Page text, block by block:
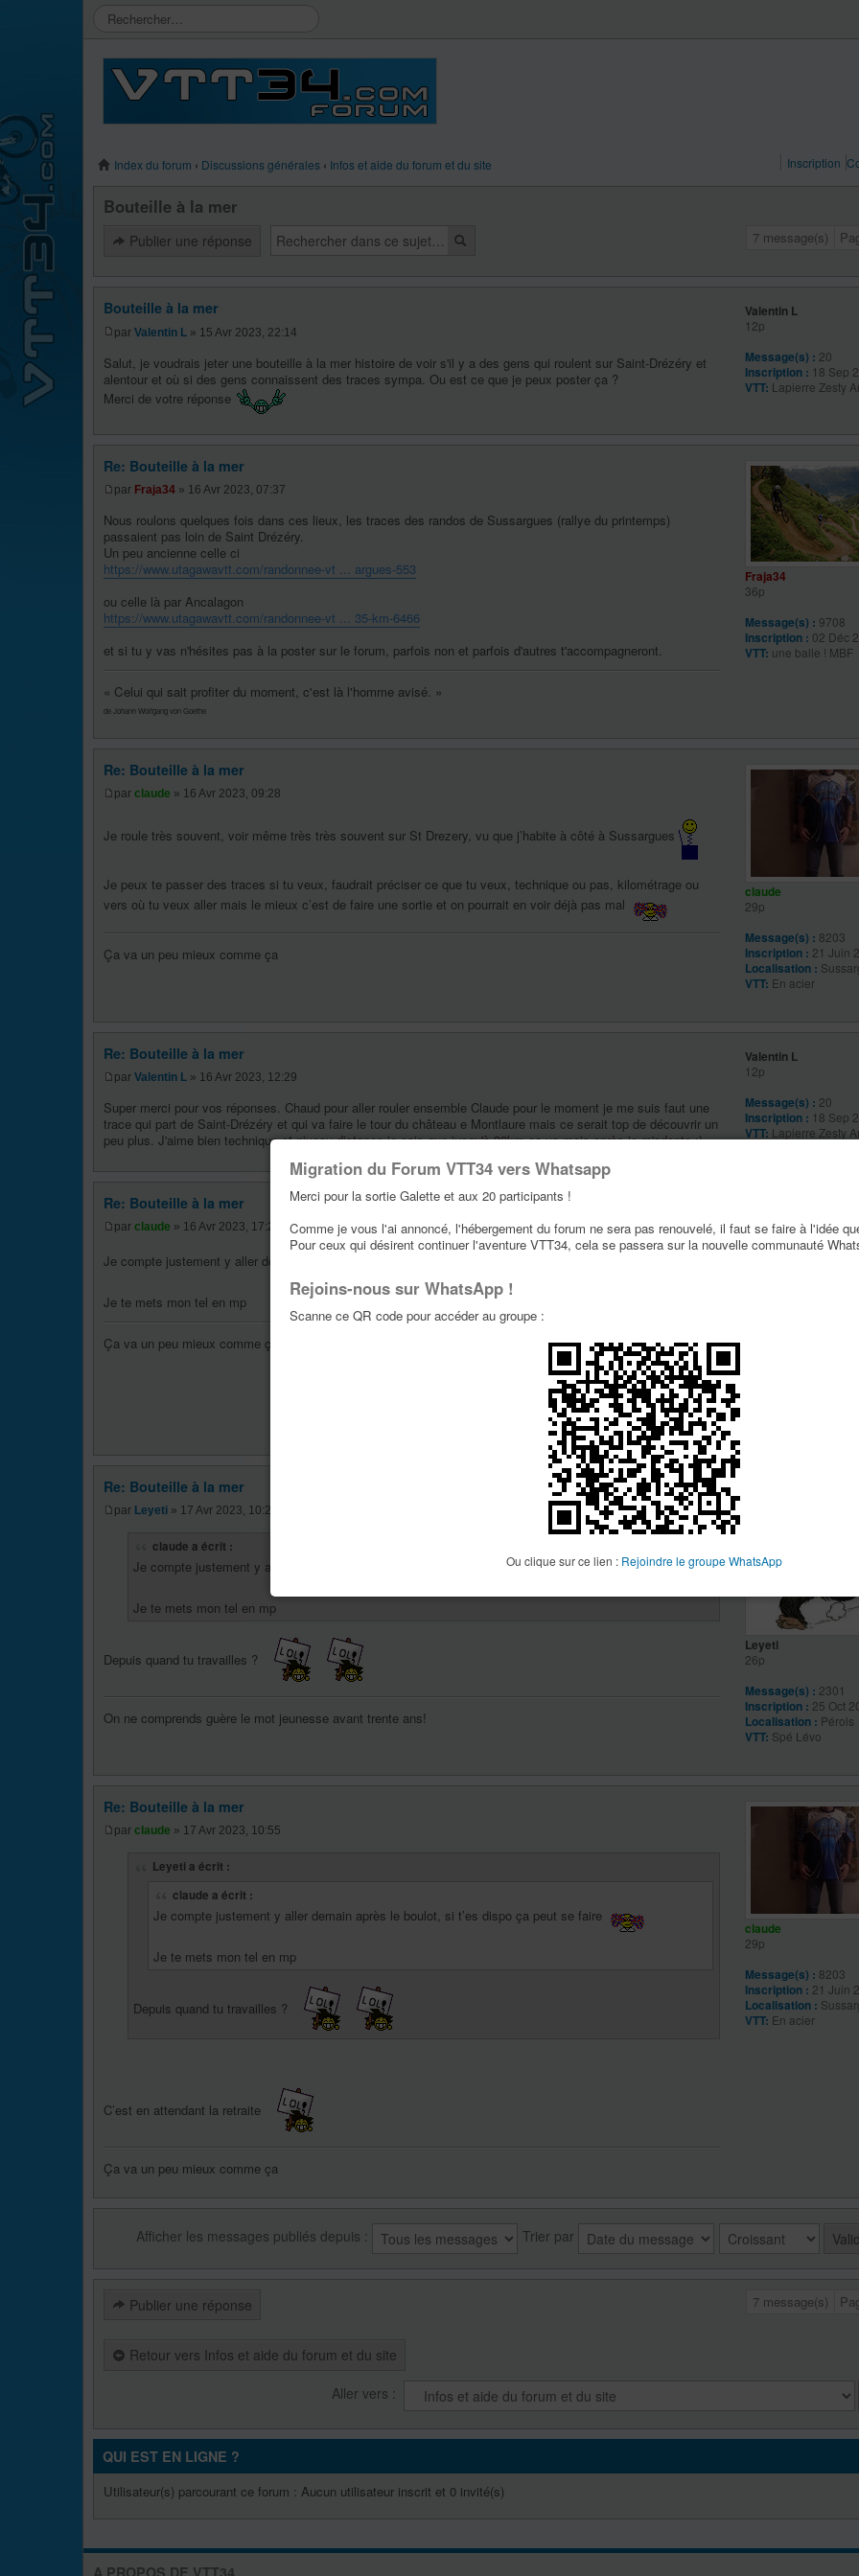
Migration du Forum VTT34 vers Whatsapp
Merci pour la sortie Galette et aux 20 participants !
Comme je vous l'ai annoncé, l'hébergement du forum ne sera pas renouvelé, il faut se faire à l'idée
Pour ceux qui désirent continuer l'aventure VTT34, cela se passera sur la nouvelle communauté
Rejoins-nous sur WhatsApp !
Scanne ce QR code pour accéder au groupe :
Ou clique sur ce lien : Rejoindre le groupe WhatsApp
Index du forum ‹ Discussions générales ‹ Infos et aide du forum et du site Inscription
Bouteille à la mer
Publier une réponse 7 message(s)
Bouteille à la mer
par Valentin L » 15 Avr 2023, 22:14
Salut, je voudrais jeter une bouteille à la mer histoire de voir s'il y a des gens qui roulent sur Saint-Drézéry et
alentour et où si des gens connaissent des traces sympa. Ou est ce que je peux poster ça ?
Merci de votre réponse
Valentin L
12p
Message(s) : 20
Inscription : 18 Sep
VTT: Lapierre Zesty
Re: Bouteille à la mer
par Fraja34 » 16 Avr 2023, 07:37
Nous roulons quelques fois dans ces lieux, les traces des randos de Sussargues (rallye du printemps)
passaient pas loin de Saint Drézéry.
Un peu ancienne celle ci
https://www.utagawavtt.com/randonnee-vt ... argues-553
ou celle là par Ancalagon
https://www.utagawavtt.com/randonnee-vt ... 35-km-6466
et si tu y vas n'hésites pas à la poster sur le forum, parfois non et parfois d'autres t'accompagneront.
« Celui qui sait profiter du moment, c'est là l'homme avisé. »
de Johann Wolfgang von Goethe
Fraja34
36p
Message(s) : 9708
Inscription : 02 Déc
VTT: une balle ! MBF
Re: Bouteille à la mer
par claude » 16 Avr 2023, 09:28
Je roule très souvent, voir même très très souvent sur St Drezery, vu que j’habite à côté à Sussargues
Je peux te passer des traces si tu veux, faudrait préciser ce que tu veux, technique ou pas, kilométrage ou
vers où tu veux aller mais le mieux c’est de faire une sortie et on pourrait en voir déjà pas mal
Ça va un peu mieux comme ça
claude
29p
Message(s) : 8203
Inscription : 21 Juin
Localisation :
VTT: En acier
Re: Bouteille à la mer
par Valentin L » 16 Avr 2023, 12:29
Super merci pour vos réponses. Chaud pour aller rouler ensemble Claude pour le moment je me suis faut une
trace qui part de Saint-Drézéry et qui va faire le tour du château e Montlaure mais ce serait top de découvrir un
peu plus. J'aime bien technique et niveau distance je sais que jusqu'à 30km ça va mais après je m'adapte ;)
Valentin L
12p
Message(s) : 20
Inscription : 18 Sep
VTT: Lapierre Zesty
Re: Bouteille à la mer
par claude » 16 Avr 2023, 17:21
Je compte justement y aller demain après le boulot, si t’es dispo ça peut se faire
Je te mets mon tel en mp
Ça va un peu mieux comme ça
Re: Bouteille à la mer
par Leyeti » 17 Avr 2023, 10:22
claude a écrit :
Je compte justement y aller demain après le boulot, si t’es dispo ça peut se faire
Je te mets mon tel en mp
Depuis quand tu travailles ?
On ne comprends guère le mot jeunesse avant trente ans!
Leyeti
26p
Message(s) : 2301
Inscription : 25 Oct
Localisation : Pérols
VTT: Spé Lévo
Re: Bouteille à la mer
par claude » 17 Avr 2023, 10:55
Leyeti a écrit :
claude a écrit :
Je compte justement y aller demain après le boulot, si t’es dispo ça peut se faire
Je te mets mon tel en mp
Depuis quand tu travailles ?
C’est en attendant la retraite
Ça va un peu mieux comme ça
claude
29p
Message(s) : 8203
Inscription : 21 Juin
Localisation :
VTT: En acier
Afficher les messages publiés depuis : Trier par
Publier une réponse 7 message(s)
Retour vers Infos et aide du forum et du site
Aller vers :
QUI EST EN LIGNE ?
Utilisateur(s) parcourant ce forum : Aucun utilisateur inscrit et 0 invité(s)